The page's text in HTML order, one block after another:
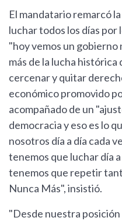
El mandatario remarcó
luchar todos los días por
"hoy vemos un gobierno
más de la lucha
cercenar y quitar
económico promovido
acompañado de un
democracia y eso es lo
nosotros día a día cada
tenemos que luchar día
tenemos que repetir
Nunca Más", insistió.
"Desde nuestra